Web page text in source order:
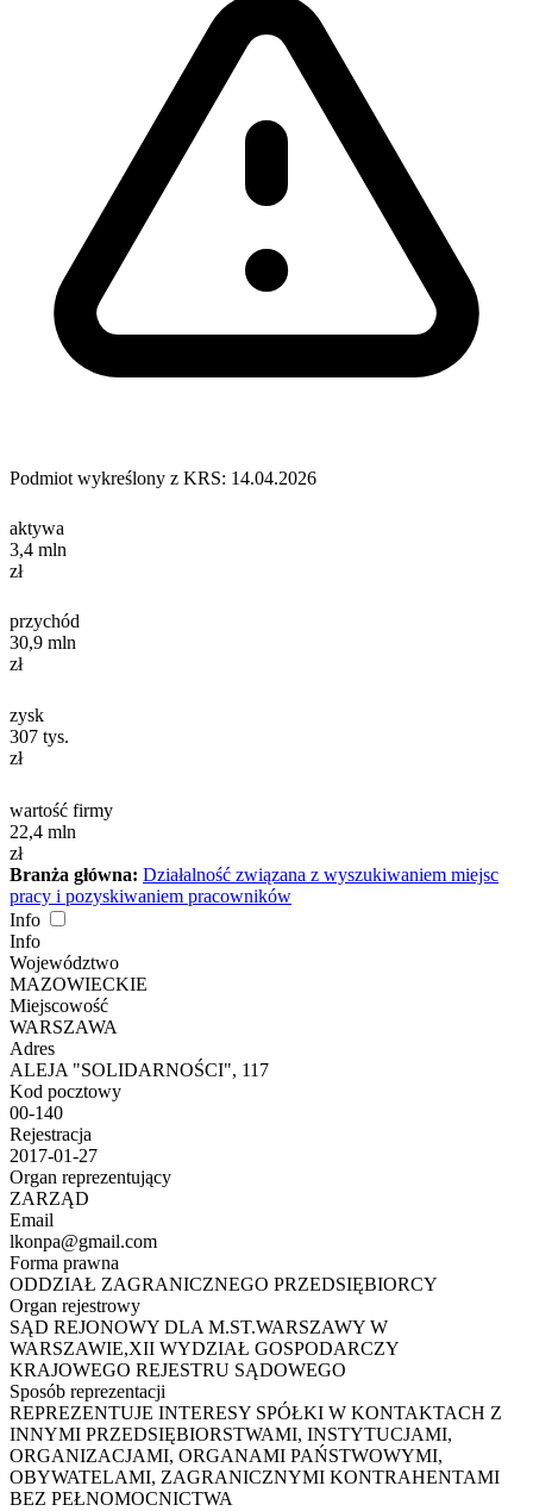
Podmiot wykreślony z KRS: 14.04.2026
aktywa
3,4 mln
zł
przychód
30,9 mln
zł
zysk
307 tys.
zł
wartość firmy
22,4 mln
zł
Branża główna: Działalność związana z wyszukiwaniem miejsc
pracy i pozyskiwaniem pracowników
Info
Info
Województwo
MAZOWIECKIE
Miejscowość
WARSZAWA
Adres
ALEJA "SOLIDARNOŚCI", 117
Kod pocztowy
00-140
Rejestracja
2017-01-27
Organ reprezentujący
ZARZĄD
Email
lkonpa@gmail.com
Forma prawna
ODDZIAŁ ZAGRANICZNEGO PRZEDSIĘBIORCY
Organ rejestrowy
SĄD REJONOWY DLA M.ST.WARSZAWY W
WARSZAWIE,XII WYDZIAŁ GOSPODARCZY
KRAJOWEGO REJESTRU SĄDOWEGO
Sposób reprezentacji
REPREZENTUJE INTERESY SPÓŁKI W KONTAKTACH Z
INNYMI PRZEDSIĘBIORSTWAMI, INSTYTUCJAMI,
ORGANIZACJAMI, ORGANAMI PAŃSTWOWYMI,
OBYWATELAMI, ZAGRANICZNYMI KONTRAHENTAMI
BEZ PEŁNOMOCNICTWA